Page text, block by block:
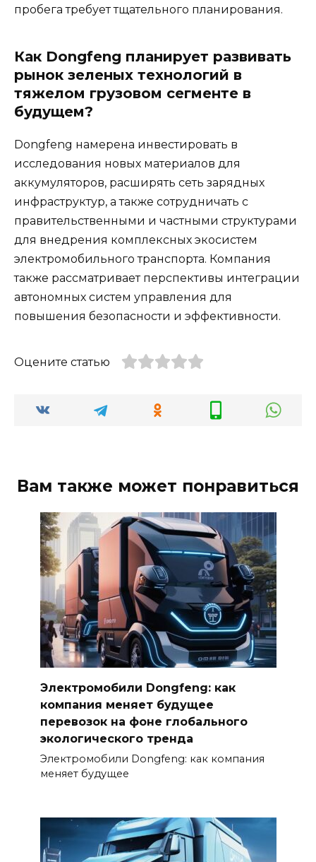
пробега требует тщательного планирования.
Как Dongfeng планирует развивать
рынок зеленых технологий в
тяжелом грузовом сегменте в
будущем?
Dongfeng намерена инвестировать в
исследования новых материалов для
аккумуляторов, расширять сеть зарядных
инфраструктур, а также сотрудничать с
правительственными и частными структурами
для внедрения комплексных экосистем
электромобильного транспорта. Компания
также рассматривает перспективы интеграции
автономных систем управления для
повышения безопасности и эффективности.
Оцените статью
Вам также может понравиться
Электромобили Dongfeng: как
компания меняет будущее
перевозок на фоне глобального
экологического тренда
Электромобили Dongfeng: как компания
меняет будущее